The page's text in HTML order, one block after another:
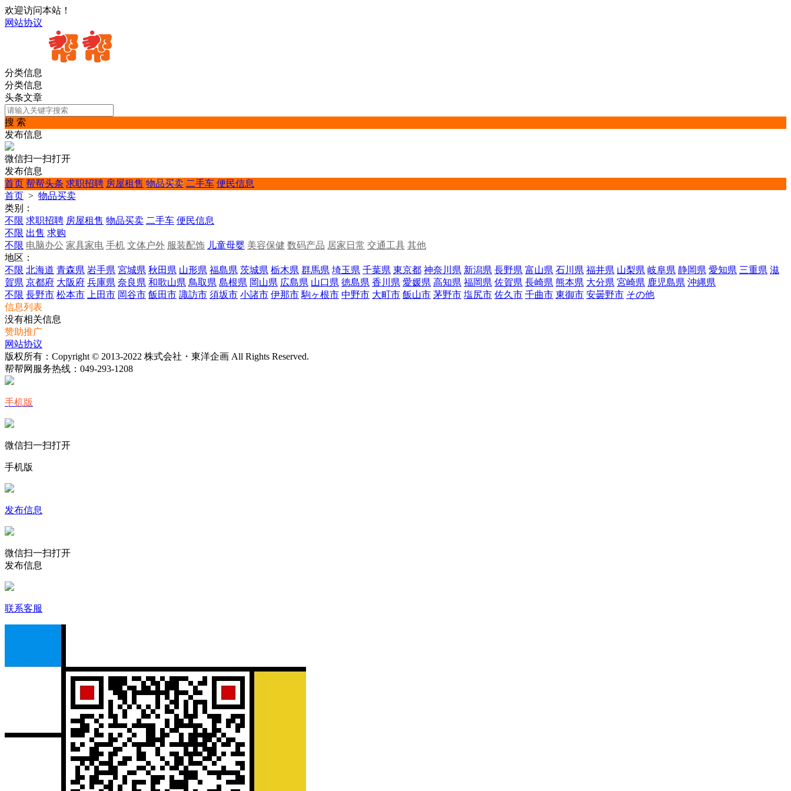
欢迎访问本站！
网站协议
分类信息
分类信息
头条文章
搜 索
发布信息
微信扫一扫打开
发布信息
首页 帮帮头条 求职招聘 房屋租售 物品买卖 二手车 便民信息
首页 > 物品买卖
类别：
不限 求职招聘 房屋租售 物品买卖 二手车 便民信息
不限 出售 求购
不限 电脑办公 家具家电 手机 文体户外 服装配饰 儿童母婴 美容保健 数码产品 居家日常 交通工具 其他
地区：
不限 北海道 青森県 岩手県 宮城県 秋田県 山形県 福島県 茨城県 栃木県 群馬県 埼玉県 千葉県 東京都 神奈川県 新潟県 長野県 富山県 石川県 福井県 山梨県 岐阜県 静岡県 愛知県 三重県 滋
賀県 京都府 大阪府 兵庫県 奈良県 和歌山県 鳥取県 島根県 岡山県 広島県 山口県 徳島県 香川県 愛媛県 高知県 福岡県 佐賀県 長崎県 熊本県 大分県 宮崎県 鹿児島県 沖縄県
不限 長野市 松本市 上田市 岡谷市 飯田市 諏訪市 須坂市 小諸市 伊那市 駒ヶ根市 中野市 大町市 飯山市 茅野市 塩尻市 佐久市 千曲市 東御市 安曇野市 その他
信息列表
没有相关信息
赞助推广
网站协议
版权所有：Copyright © 2013-2022 株式会社・東洋企画 All Rights Reserved.
帮帮网服务热线： 049-293-1208
手机版
微信扫一扫打开
手机版
发布信息
微信扫一扫打开
发布信息
联系客服